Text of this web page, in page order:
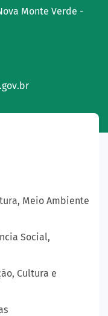
Monte Verde -
Meio Ambiente
Social,
Cultura e